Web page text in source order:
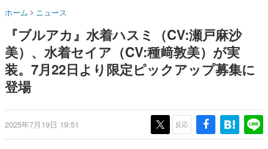
名作ゲームクリエイターの方々に製作時のエピソードをお
きます。
赫本
この物語を解いてはいけない。『赫本』は、〈試験問題〉
の形をした短編ホラー小説集です。
これからのデジタルゲーム市場を担う若きクリエイター達
の姿を追い、彼らのルーツと情熱を探っていきます。
年2月下旬に稼働予定
ム、型式番号などを配置
ホーム ニュース
『ブルアカ』水着ハスミ（CV:瀬戸麻沙
美）、水着セイア（CV:種﨑敦美）が実
装。7月22日より限定ピックアップ募集に
登場
2025年7月19日 19:51 反応